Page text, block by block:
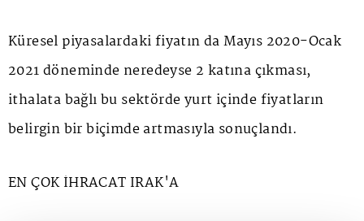
Küresel piyasalardaki fiyatın da Mayıs 2020-Ocak
2021 döneminde neredeyse 2 katına çıkması,
ithalata bağlı bu sektörde yurt içinde fiyatların
belirgin bir biçimde artmasıyla sonuçlandı.
EN ÇOK İHRACAT IRAK'A